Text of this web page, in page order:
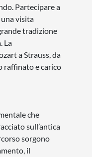
Partecipare a
una visita
tradizione
La
a Strauss, da
raffinato e carico
che
sull’antica
sorgono
il